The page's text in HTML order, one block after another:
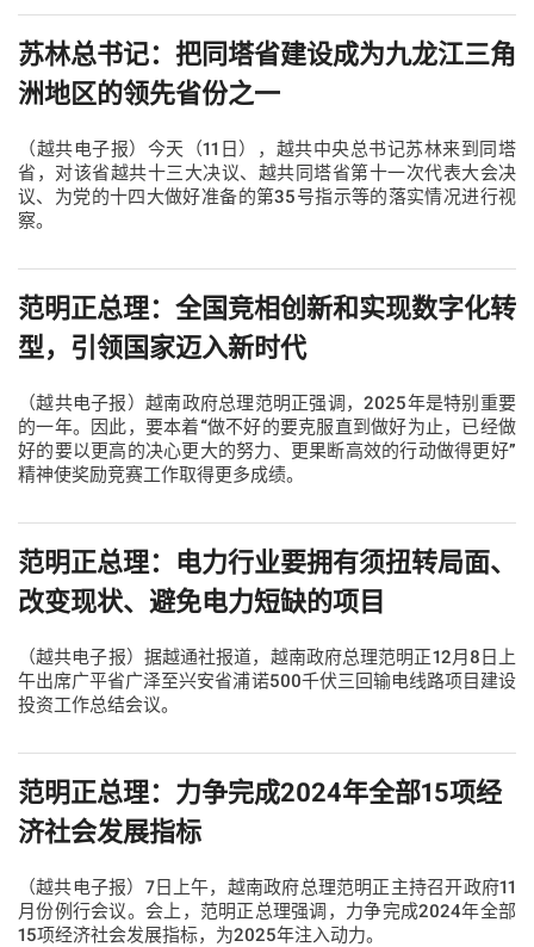
苏林总书记：把同塔省建设成为九龙江三角
洲地区的领先省份之一
（越共电子报）今天（11日），越共中央总书记苏林来到同塔
省，对该省越共十三大决议、越共同塔省第十一次代表大会决
议、为党的十四大做好准备的第35号指示等的落实情况进行视
察。
范明正总理：全国竞相创新和实现数字化转
型，引领国家迈入新时代
（越共电子报）越南政府总理范明正强调，2025年是特别重要
的一年。因此，要本着“做不好的要克服直到做好为止，已经做
好的要以更高的决心更大的努力、更果断高效的行动做得更好”
精神使奖励竞赛工作取得更多成绩。
范明正总理：电力行业要拥有须扭转局面、
改变现状、避免电力短缺的项目
（越共电子报）据越通社报道，越南政府总理范明正12月8日上
午出席广平省广泽至兴安省浦诺500千伏三回输电线路项目建设
投资工作总结会议。
范明正总理：力争完成2024年全部15项经
济社会发展指标
（越共电子报）7日上午，越南政府总理范明正主持召开政府11
月份例行会议。会上，范明正总理强调，力争完成2024年全部
15项经济社会发展指标，为2025年注入动力。